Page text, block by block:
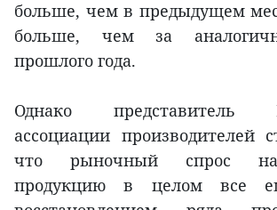
больше, чем в предыдущем
больше, чем за
прошлого года.
Однако представитель
ассоциации производителей
что рыночный спрос
продукцию в целом все